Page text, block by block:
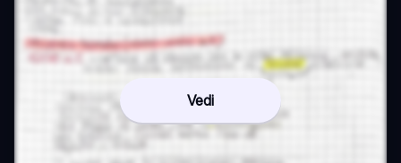
Vedi